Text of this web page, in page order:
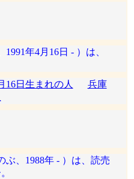
年4月16日 - ）は、
16日生まれの人
兵庫
ぶ、1988年 - ）は、読売